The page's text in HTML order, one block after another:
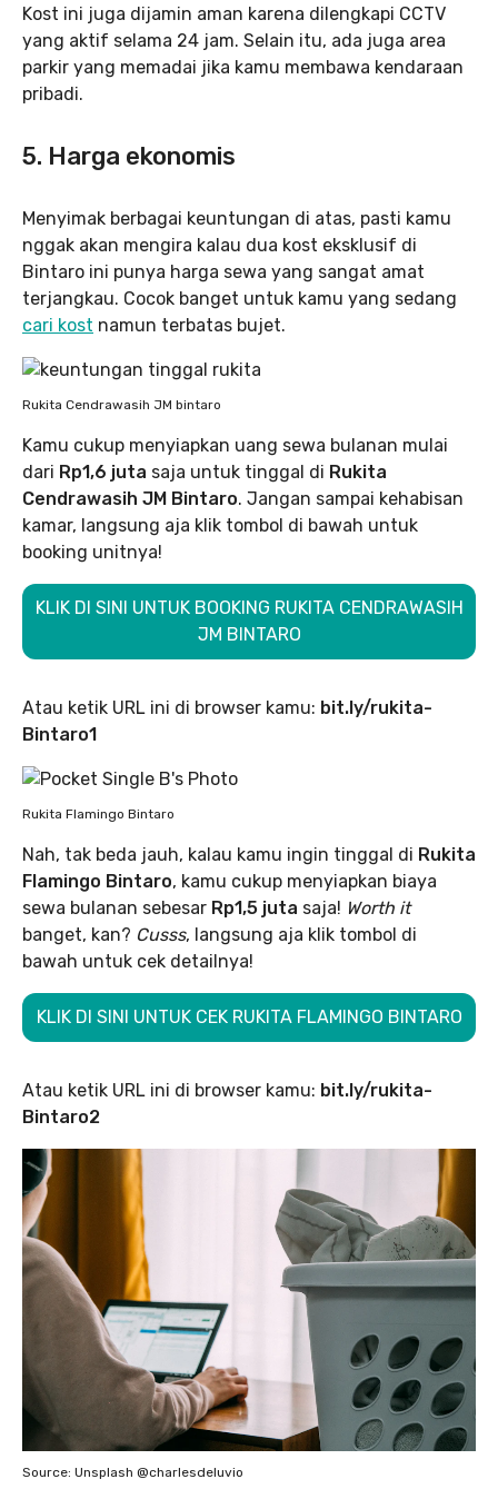
Kost ini juga dijamin aman karena dilengkapi CCTV
yang aktif selama 24 jam. Selain itu, ada juga area
parkir yang memadai jika kamu membawa kendaraan
pribadi.
5. Harga ekonomis
Menyimak berbagai keuntungan di atas, pasti kamu
nggak akan mengira kalau dua kost eksklusif di
Bintaro ini punya harga sewa yang sangat amat
terjangkau. Cocok banget untuk kamu yang sedang
cari kost namun terbatas bujet.
Rukita Cendrawasih JM bintaro
Kamu cukup menyiapkan uang sewa bulanan mulai
dari Rp1,6 juta saja untuk tinggal di Rukita
Cendrawasih JM Bintaro. Jangan sampai kehabisan
kamar, langsung aja klik tombol di bawah untuk
booking unitnya!
KLIK DI SINI UNTUK BOOKING RUKITA CENDRAWASIH
JM BINTARO
Atau ketik URL ini di browser kamu: bit.ly/rukita-
Bintaro1
Rukita Flamingo Bintaro
Nah, tak beda jauh, kalau kamu ingin tinggal di Rukita
Flamingo Bintaro, kamu cukup menyiapkan biaya
sewa bulanan sebesar Rp1,5 juta saja! Worth it
banget, kan? Cusss, langsung aja klik tombol di
bawah untuk cek detailnya!
KLIK DI SINI UNTUK CEK RUKITA FLAMINGO BINTARO
Atau ketik URL ini di browser kamu: bit.ly/rukita-
Bintaro2
Source: Unsplash @charlesdeluvio